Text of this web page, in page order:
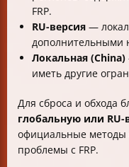
FRP.
RU-версия —
дополнительными
Локальная (China)
иметь другие
Для сброса и обхода
глобальную или
официальные
проблемы с FRP.